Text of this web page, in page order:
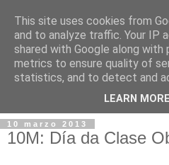
10 marzo 2013
10M: Día da Clase
This site uses cookies from
and to analyze traffic. Your IP
shared with Google along
metrics to ensure quality of
statistics, and to detect and
LEARN MORE